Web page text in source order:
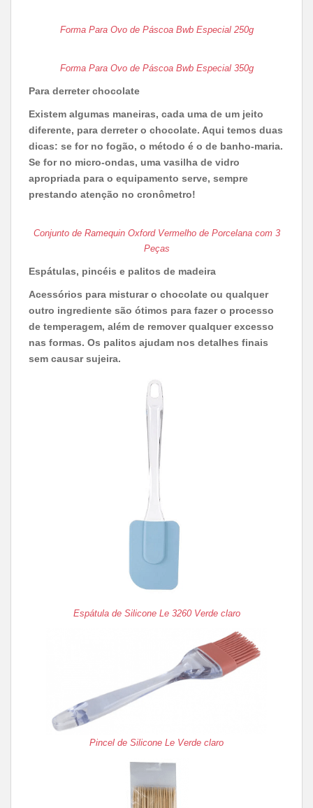
Forma Para Ovo de Páscoa Bwb Especial 250g
Forma Para Ovo de Páscoa Bwb Especial 350g
Para derreter chocolate
Existem algumas maneiras, cada uma de um jeito
diferente, para derreter o chocolate. Aqui temos duas
dicas: se for no fogão, o método é o de banho-maria.
Se for no micro-ondas, uma vasilha de vidro
apropriada para o equipamento serve, sempre
prestando atenção no cronômetro!
Conjunto de Ramequin Oxford Vermelho de Porcelana com 3
Peças
Espátulas, pincéis e palitos de madeira
Acessórios para misturar o chocolate ou qualquer
outro ingrediente são ótimos para fazer o processo
de temperagem, além de remover qualquer excesso
nas formas. Os palitos ajudam nos detalhes finais
sem causar sujeira.
Espátula de Silicone Le 3260 Verde claro
Pincel de Silicone Le Verde claro